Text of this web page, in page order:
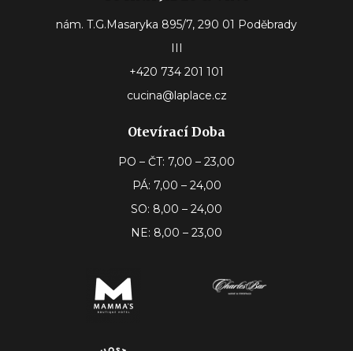
nám. T.G.Masaryka 895/7, 290 01 Poděbrady
III
+420 734 201 101
cucina@laplace.cz
Otevírací Doba
PO – ČT: 7,00 – 23,00
PÁ: 7,00 – 24,00
SO: 8,00 – 24,00
NE: 8,00 – 23,00